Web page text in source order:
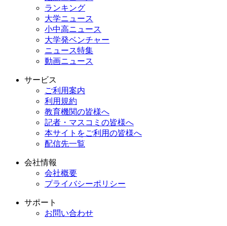
ランキング
大学ニュース
小中高ニュース
大学発ベンチャー
ニュース特集
動画ニュース
サービス
ご利用案内
利用規約
教育機関の皆様へ
記者・マスコミの皆様へ
本サイトをご利用の皆様へ
配信先一覧
会社情報
会社概要
プライバシーポリシー
サポート
お問い合わせ